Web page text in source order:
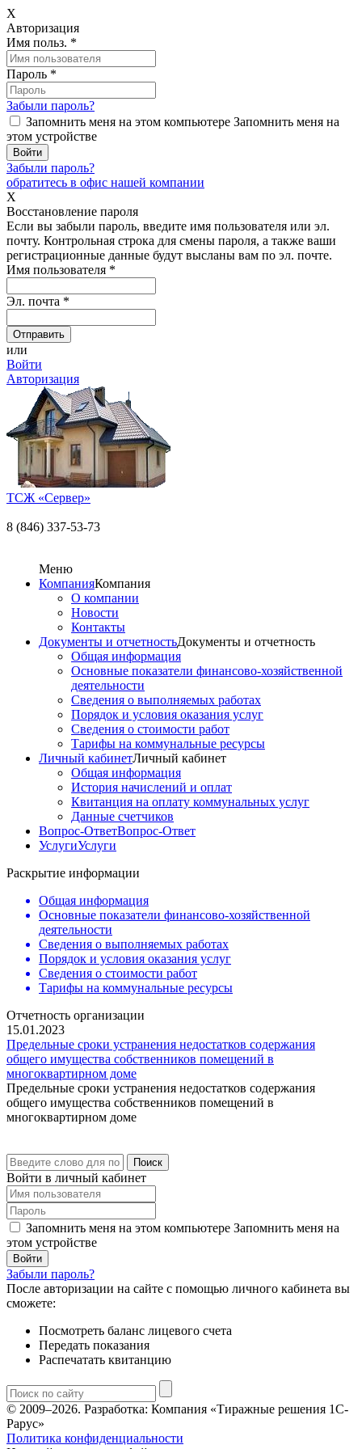
X
Авторизация
Имя польз. *
Пароль *
Забыли пароль?
Запомнить меня на этом компьютере Запомнить меня на
этом устройстве
Забыли пароль?
обратитесь в офис нашей компании
X
Восстановление пароля
Если вы забыли пароль, введите имя пользователя или эл.
почту. Контрольная строка для смены пароля, а также ваши
регистрационные данные будут высланы вам по эл. почте.
Имя пользователя *
Эл. почта *
или
Войти
Авторизация
ТСЖ «Сервер»
8 (846) 337-53-73
Меню
КомпанияКомпания
О компании
Новости
Контакты
Документы и отчетностьДокументы и отчетность
Общая информация
Основные показатели финансово-хозяйственной
деятельности
Сведения о выполняемых работах
Порядок и условия оказания услуг
Сведения о стоимости работ
Тарифы на коммунальные ресурсы
Личный кабинетЛичный кабинет
Общая информация
История начислений и оплат
Квитанция на оплату коммунальных услуг
Данные счетчиков
Вопрос-ОтветВопрос-Ответ
УслугиУслуги
Раскрытие информации
Общая информация
Основные показатели финансово-хозяйственной
деятельности
Сведения о выполняемых работах
Порядок и условия оказания услуг
Сведения о стоимости работ
Тарифы на коммунальные ресурсы
Отчетность организации
15.01.2023
Предельные сроки устранения недостатков содержания
общего имущества собственников помещений в
многоквартирном доме
Предельные сроки устранения недостатков содержания
общего имущества собственников помещений в
многоквартирном доме
Поиск
Войти в личный кабинет
Запомнить меня на этом компьютере Запомнить меня на
этом устройстве
Забыли пароль?
После авторизации на сайте с помощью личного кабинета вы
сможете:
Посмотреть баланс лицевого счета
Передать показания
Распечатать квитанцию
© 2009–2026. Разработка: Компания «Тиражные решения 1С-
Рарус»
Политика конфиденциальности